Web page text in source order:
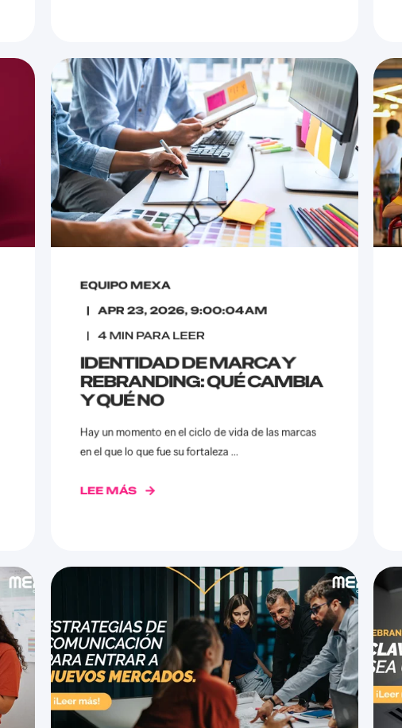
EQUIPO MEXA
APR 23, 2026, 9:00:04 AM
4MIN PARA LEER
IDENTIDAD DE MARCA Y
REBRANDING: QUÉ CAMBIA
Y QUÉ NO
Hay un momento en el ciclo de vida de las marcas
en el que lo que fue su fortaleza ...
LEE MÁS